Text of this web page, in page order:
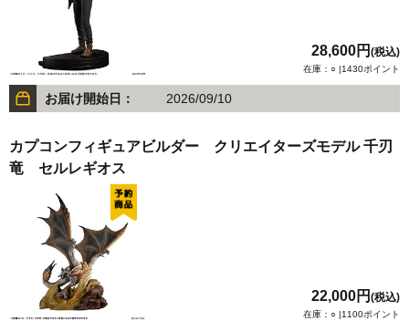
28,600円 (税込)
在庫：○ |1430ポイント
お届け開始日： 2026/09/10
カプコンフィギュアビルダー クリエイターズモデル 千刃
竜 セルレギオス
22,000円 (税込)
在庫：○ |1100ポイント